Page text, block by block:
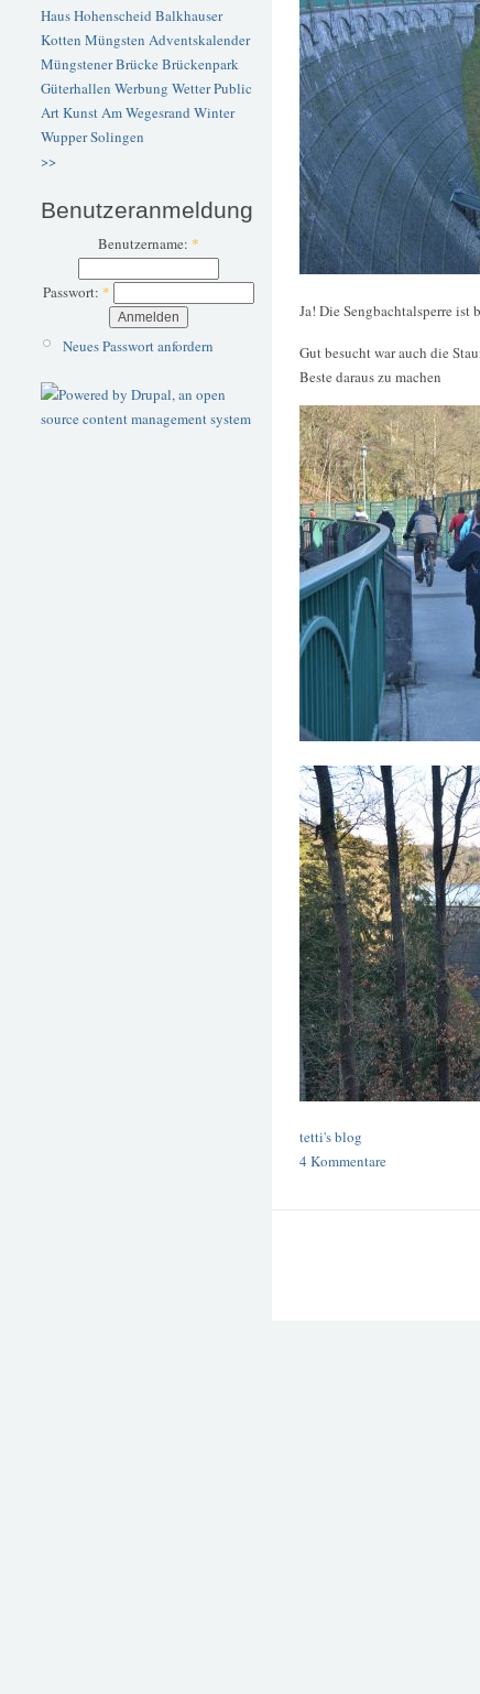
Haus Hohenscheid Balkhauser
Kotten Müngsten Adventskalender
Müngstener BrückeBrückenpark
Güterhallen Werbung WetterPublic
ArtKunstAm Wegesrand Winter
WupperSolingen
>>
Benutzeranmeldung
Benutzername: *
Passwort: *
Neues Passwort anfordern
Ja! Die Sengbachtalsperre ist
Gut besucht war auch die
Beste daraus zu machen
tetti's blog
4 Kommentare